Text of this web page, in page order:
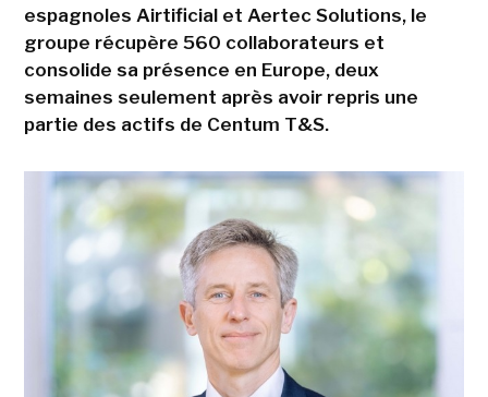
espagnoles Airtificial et Aertec Solutions, le
groupe récupère 560 collaborateurs et
consolide sa présence en Europe, deux
semaines seulement après avoir repris une
partie des actifs de Centum T&S.